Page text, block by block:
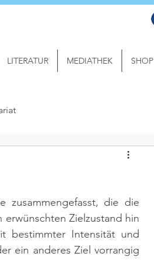
LITERATUR MEDIATHEK SHOP
zusammengefasst, die die
Zielzustand hin
bestimmter Intensität und
ein anderes Ziel vorrangig